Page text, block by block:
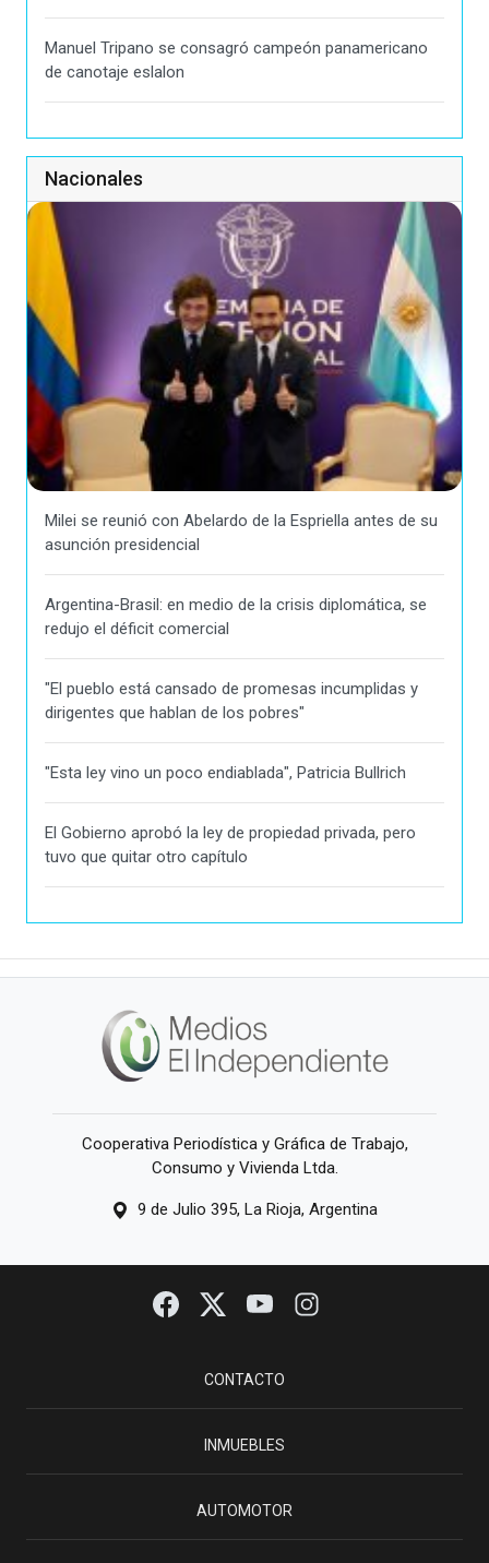
Manuel Tripano se consagró campeón panamericano
de canotaje eslalon
Nacionales
Milei se reunió con Abelardo de la Espriella antes de su
asunción presidencial
Argentina-Brasil: en medio de la crisis diplomática, se
redujo el déficit comercial
"El pueblo está cansado de promesas incumplidas y
dirigentes que hablan de los pobres"
"Esta ley vino un poco endiablada", Patricia Bullrich
El Gobierno aprobó la ley de propiedad privada, pero
tuvo que quitar otro capítulo
Cooperativa Periodística y Gráfica de Trabajo,
Consumo y Vivienda Ltda.
9 de Julio 395, La Rioja, Argentina
CONTACTO
INMUEBLES
AUTOMOTOR